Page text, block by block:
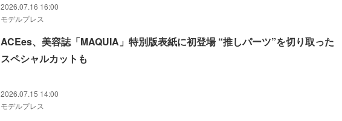
2026.07.16 16:00
モデルプレス
ACEes、美容誌「MAQUIA」特別版表紙に初登場 “推しパーツ”を切り取った
スペシャルカットも
2026.07.15 14:00
モデルプレス